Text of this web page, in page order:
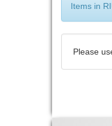
Items in
Please